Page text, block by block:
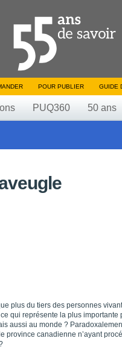
POUR PUBLIER GUIDE
PUQ360 50 ans
plus du tiers des personnes
qui représente la plus importante
aussi au monde ?
province canadienne n’ayant